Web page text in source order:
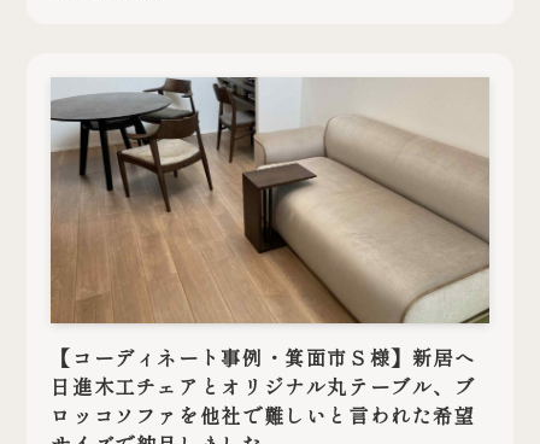
【コーディネート事例・箕面市Ｓ様】新居へ
日進木工チェアとオリジナル丸テーブル、ブ
ロッコソファを他社で難しいと言われた希望